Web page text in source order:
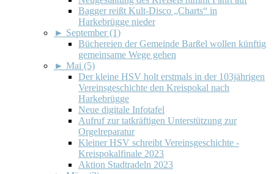
Bagger reißt Kult-Disco „Charts“ in
Harkebrügge nieder
► September (1)
Büchereien der Gemeinde Barßel wollen künftig
gemeinsame Wege gehen
► Mai (5)
Der kleine HSV holt erstmals in der 103jährigen
Vereinsgeschichte den Kreispokal nach
Harkebrügge
Neue digitale Infotafel
Aufruf zur tatkräftigen Unterstützung zur
Orgelreparatur
Kleiner HSV schreibt Vereinsgeschichte -
Kreispokalfinale 2023
Aktion Stadtradeln 2023